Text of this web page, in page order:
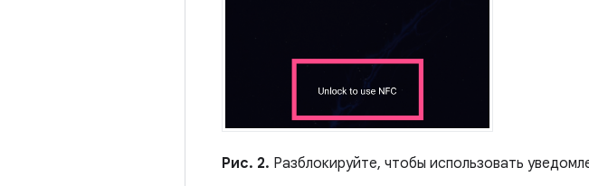
Рис. 2. Разблокируйте, чтобы использовать